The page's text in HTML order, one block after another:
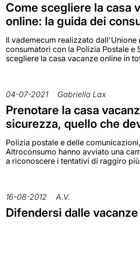
Come scegliere la casa
online: la guida dei
Il vademecum realizzato dall'Unione
consumatori con la Polizia Postale e
scegliere la casa vacanze online in
04-07-2021 Gabriella Lax
Prenotare la casa
sicurezza, quello che
Polizia postale e delle
Altroconsumo hanno avviato una
a riconoscere i tentativi di raggiro
16-08-2012 A.V.
Difendersi dalle